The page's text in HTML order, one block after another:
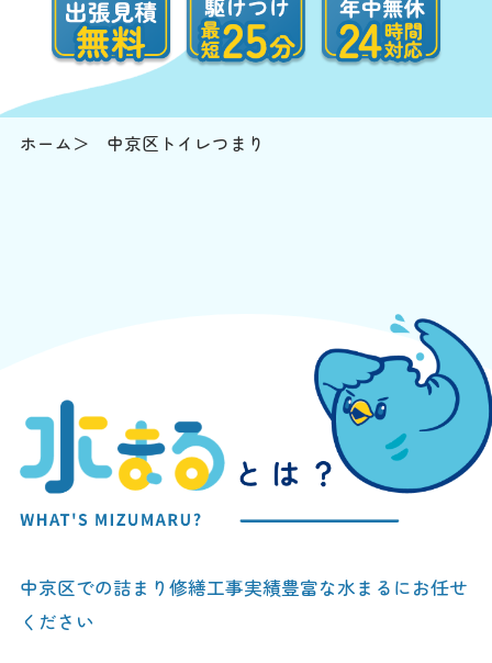
ホーム 中京区トイレつまり
中京区での詰まり修繕工事実績豊富な水まるにお任せ
ください